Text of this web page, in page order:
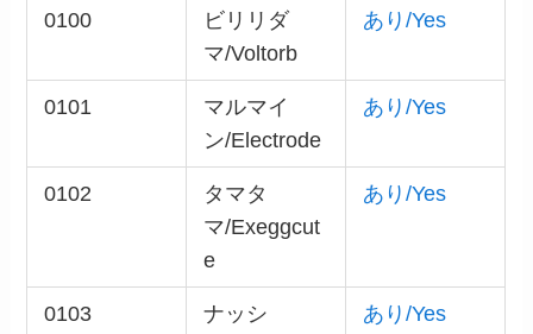
0100
ビリリダ
マ/Voltorb
あり/Yes
0101
マルマイ
ン/Electrode
あり/Yes
0102
タマタ
マ/Exeggcut
e
あり/Yes
0103
ナッシ
あり/Yes